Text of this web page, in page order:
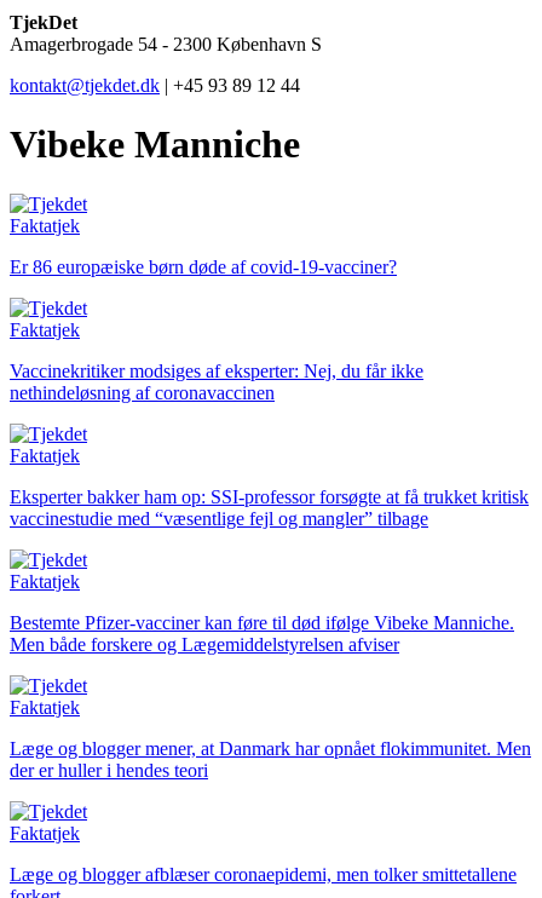
TjekDet
Amagerbrogade 54 - 2300 København S
kontakt@tjekdet.dk | +45 93 89 12 44
Vibeke Manniche
Faktatjek
Er 86 europæiske børn døde af covid-19-vacciner?
Faktatjek
Vaccinekritiker modsiges af eksperter: Nej, du får ikke
nethindeløsning af coronavaccinen
Faktatjek
Eksperter bakker ham op: SSI-professor forsøgte at få trukket kritisk
vaccinestudie med “væsentlige fejl og mangler” tilbage
Faktatjek
Bestemte Pfizer-vacciner kan føre til død ifølge Vibeke Manniche.
Men både forskere og Lægemiddelstyrelsen afviser
Faktatjek
Læge og blogger mener, at Danmark har opnået flokimmunitet. Men
der er huller i hendes teori
Faktatjek
Læge og blogger afblæser coronaepidemi, men tolker smittetallene